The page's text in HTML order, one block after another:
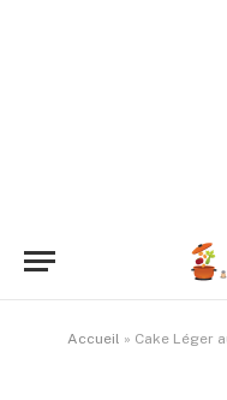
Accueil » Cake Léger